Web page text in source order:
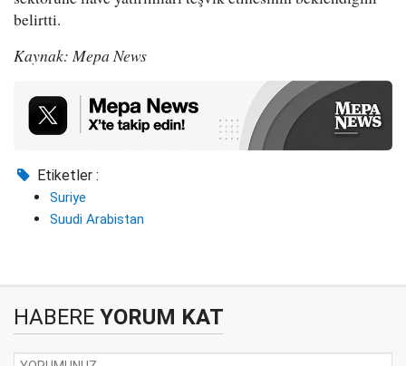
belirtti.
Kaynak: Mepa News
Etiketler :
Suriye
Suudi Arabistan
HABERE YORUM KAT